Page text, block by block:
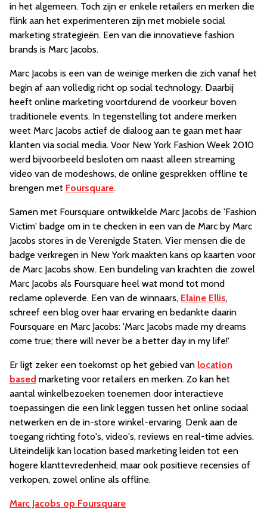
in het algemeen. Toch zijn er enkele retailers en merken die
flink aan het experimenteren zijn met mobiele social
marketing strategieën. Een van die innovatieve fashion
brands is Marc Jacobs.
Marc Jacobs is een van de weinige merken die zich vanaf het
begin af aan volledig richt op social technology. Daarbij
heeft online marketing voortdurend de voorkeur boven
traditionele events. In tegenstelling tot andere merken
weet Marc Jacobs actief de dialoog aan te gaan met haar
klanten via social media. Voor New York Fashion Week 2010
werd bijvoorbeeld besloten om naast alleen streaming
video van de modeshows, de online gesprekken offline te
brengen met Foursquare.
Samen met Foursquare ontwikkelde Marc Jacobs de 'Fashion
Victim' badge om in te checken in een van de Marc by Marc
Jacobs stores in de Verenigde Staten. Vier mensen die de
badge verkregen in New York maakten kans op kaarten voor
de Marc Jacobs show. Een bundeling van krachten die zowel
Marc Jacobs als Foursquare heel wat mond tot mond
reclame opleverde. Een van de winnaars, Elaine Ellis,
schreef een blog over haar ervaring en bedankte daarin
Foursquare en Marc Jacobs: 'Marc Jacobs made my dreams
come true; there will never be a better day in my life!'
Er ligt zeker een toekomst op het gebied van location
based marketing voor retailers en merken. Zo kan het
aantal winkelbezoeken toenemen door interactieve
toepassingen die een link leggen tussen het online sociaal
netwerken en de in-store winkel-ervaring. Denk aan de
toegang richting foto's, video's, reviews en real-time advies.
Uiteindelijk kan location based marketing leiden tot een
hogere klanttevredenheid, maar ook positieve recensies of
verkopen, zowel online als offline.
Marc Jacobs op Foursquare